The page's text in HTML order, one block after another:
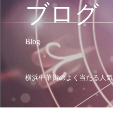
ブログ
Blog
横浜中華街のよく当たる人